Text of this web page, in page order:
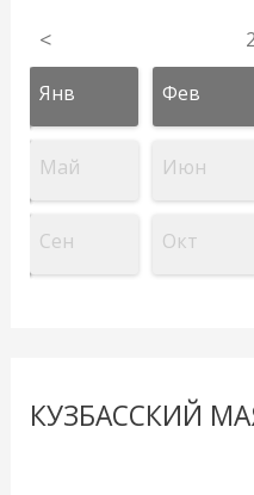
<
Янв Фев
Май Июн
Сен Окт
КУЗБАССКИЙ